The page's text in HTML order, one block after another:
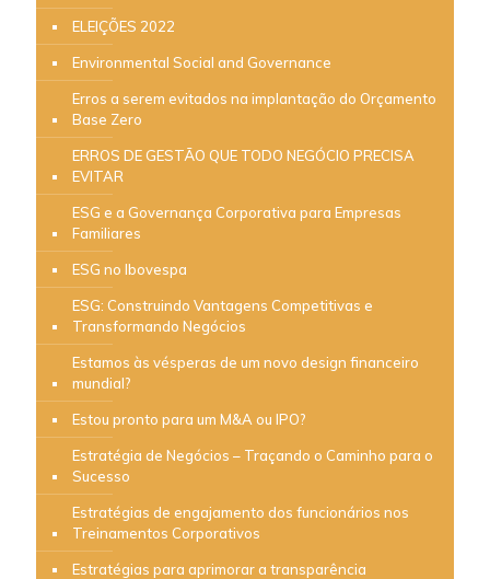
ELEIÇÕES 2022
Environmental Social and Governance
Erros a serem evitados na implantação do Orçamento
Base Zero
ERROS DE GESTÃO QUE TODO NEGÓCIO PRECISA
EVITAR
ESG e a Governança Corporativa para Empresas
Familiares
ESG no Ibovespa
ESG: Construindo Vantagens Competitivas e
Transformando Negócios
Estamos às vésperas de um novo design financeiro
mundial?
Estou pronto para um M&A ou IPO?
Estratégia de Negócios – Traçando o Caminho para o
Sucesso
Estratégias de engajamento dos funcionários nos
Treinamentos Corporativos
Estratégias para aprimorar a transparência